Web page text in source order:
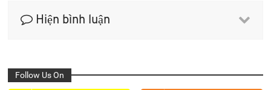
Hiện bình luận
Follow Us On